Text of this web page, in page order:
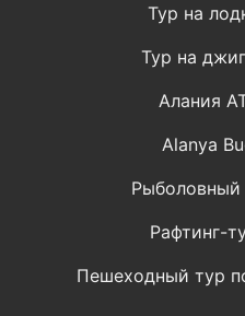
Тур на
Тур на
Алания
Alanya
Рыболовный
Рафтинг-
Пешеходный тур